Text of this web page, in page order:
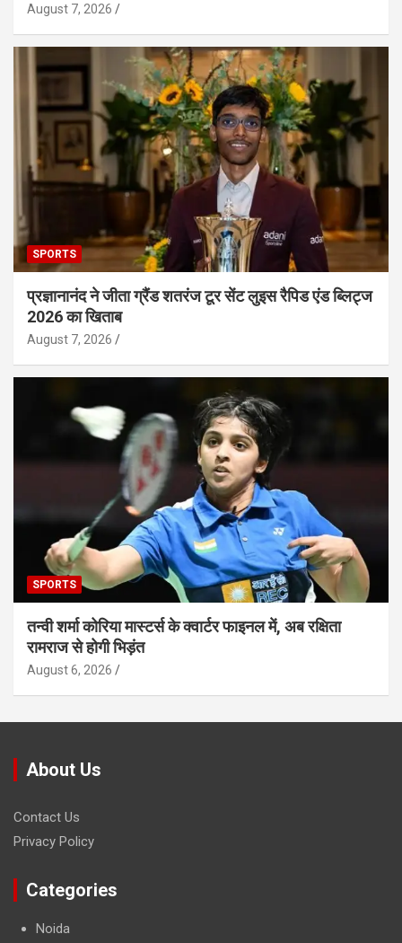
August 7, 2026
SPORTS
प्रज्ञानानंद ने जीता ग्रैंड शतरंज टूर सेंट लुइस रैपिड एंड ब्लिट्ज
2026 का खिताब
August 7, 2026
SPORTS
तन्वी शर्मा कोरिया मास्टर्स के क्वार्टर फाइनल में, अब रक्षिता
रामराज से होगी भिड़ंत
August 6, 2026
About Us
Contact Us
Privacy Policy
Categories
Noida